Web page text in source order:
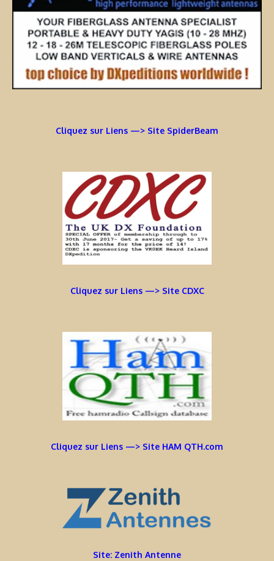
Cliquez sur Liens —> Site SpiderBeam
Cliquez sur Liens —> Site CDXC
Cliquez sur Liens —> Site HAM QTH.com
Site: Zenith Antenne